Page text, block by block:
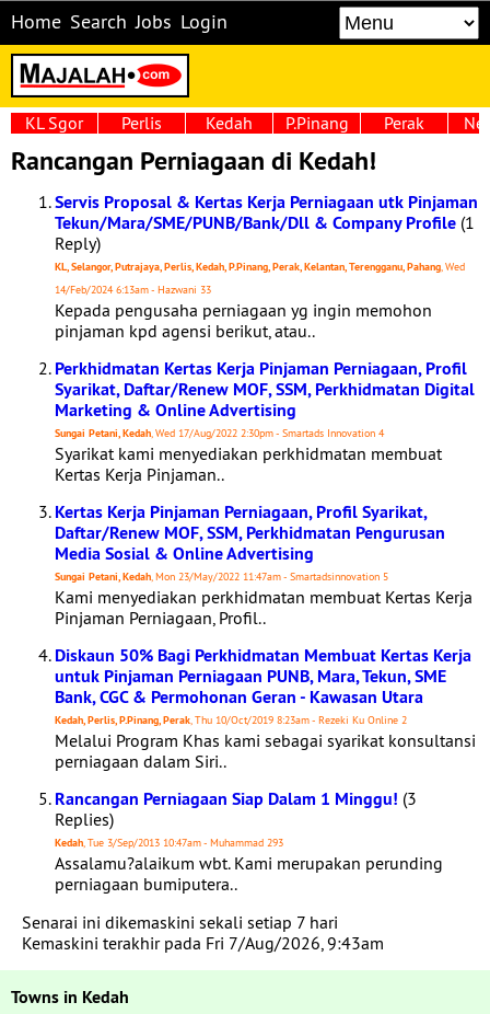
Home Search Jobs Login
KL Sgor Perlis Kedah P.Pinang Perak
Rancangan Perniagaan di Kedah!
Servis Proposal & Kertas Kerja Perniagaan utk Pinjaman
Tekun/Mara/SME/PUNB/Bank/Dll & Company Profile (1
Reply)
KL, Selangor, Putrajaya, Perlis, Kedah, P.Pinang, Perak, Kelantan, Terengganu, Pahang, Wed
14/Feb/2024 6:13am - Hazwani 33
Kepada pengusaha perniagaan yg ingin memohon
pinjaman kpd agensi berikut, atau..
Perkhidmatan Kertas Kerja Pinjaman Perniagaan, Profil
Syarikat, Daftar/Renew MOF, SSM, Perkhidmatan Digital
Marketing & Online Advertising
Sungai Petani, Kedah, Wed 17/Aug/2022 2:30pm - Smartads Innovation 4
Syarikat kami menyediakan perkhidmatan membuat
Kertas Kerja Pinjaman..
Kertas Kerja Pinjaman Perniagaan, Profil Syarikat,
Daftar/Renew MOF, SSM, Perkhidmatan Pengurusan
Media Sosial & Online Advertising
Sungai Petani, Kedah, Mon 23/May/2022 11:47am - Smartadsinnovation 5
Kami menyediakan perkhidmatan membuat Kertas Kerja
Pinjaman Perniagaan, Profil..
Diskaun 50% Bagi Perkhidmatan Membuat Kertas Kerja
untuk Pinjaman Perniagaan PUNB, Mara, Tekun, SME
Bank, CGC & Permohonan Geran - Kawasan Utara
Kedah, Perlis, P.Pinang, Perak, Thu 10/Oct/2019 8:23am - Rezeki Ku Online 2
Melalui Program Khas kami sebagai syarikat konsultansi
perniagaan dalam Siri..
Rancangan Perniagaan Siap Dalam 1 Minggu! (3
Replies)
Kedah, Tue 3/Sep/2013 10:47am - Muhammad 293
Assalamu?alaikum wbt. Kami merupakan perunding
perniagaan bumiputera..
Senarai ini dikemaskini sekali setiap 7 hari
Kemaskini terakhir pada Fri 7/Aug/2026, 9:43am
Towns in Kedah